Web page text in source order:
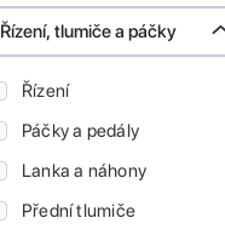
Řízení, tlumiče a páčky
Řízení
Páčky a pedály
Lanka a náhony
Přední tlumiče